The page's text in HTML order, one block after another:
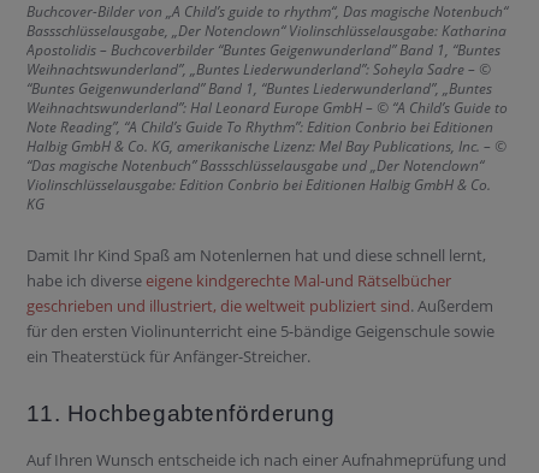
Buchcover-Bilder von „A Child’s guide to rhythm“, Das magische Notenbuch“
Bassschlüsselausgabe, „Der Notenclown“ Violinschlüsselausgabe: Katharina
Apostolidis – Buchcoverbilder “Buntes Geigenwunderland” Band 1, “Buntes
Weihnachtswunderland”, „Buntes Liederwunderland”: Soheyla Sadre – ©
“Buntes Geigenwunderland” Band 1, “Buntes Liederwunderland”, „Buntes
Weihnachtswunderland”: Hal Leonard Europe GmbH – © “A Child’s Guide to
Note Reading”, “A Child’s Guide To Rhythm”: Edition Conbrio bei Editionen
Halbig GmbH & Co. KG, amerikanische Lizenz: Mel Bay Publications, Inc. – ©
“Das magische Notenbuch” Bassschlüsselausgabe und „Der Notenclown“
Violinschlüsselausgabe: Edition Conbrio bei Editionen Halbig GmbH & Co.
KG
Damit Ihr Kind Spaß am Notenlernen hat und diese schnell lernt,
habe ich diverse eigene kindgerechte Mal-und Rätselbücher
geschrieben und illustriert, die weltweit publiziert sind. Außerdem
für den ersten Violinunterricht eine 5-bändige Geigenschule sowie
ein Theaterstück für Anfänger-Streicher.
11. Hochbegabtenförderung
Auf Ihren Wunsch entscheide ich nach einer Aufnahmeprüfung und